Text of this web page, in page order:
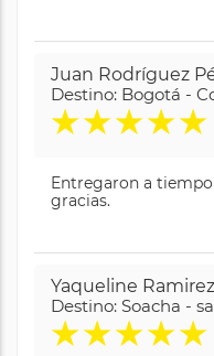
Juan Rodríguez
Destino: Bogotá -
★★★★★
Entregaron a
gracias.
Yaqueline Ramirez
Destino: Soacha -
★★★★★